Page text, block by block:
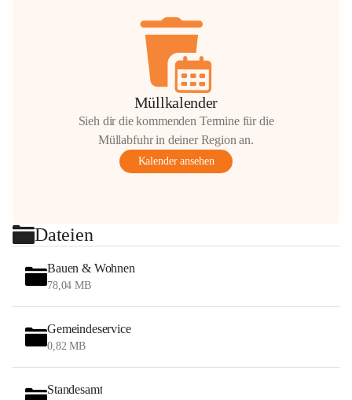
Müllkalender
Sieh dir die kommenden Termine für die
Müllabfuhr in deiner Region an.
Kalender ansehen
Dateien
Bauen & Wohnen
78,04 MB
Gemeindeservice
0,82 MB
Standesamt